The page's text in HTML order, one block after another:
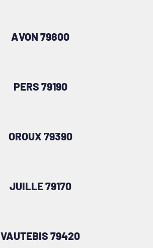
AVON 79800
PERS 79190
OROUX 79390
JUILLE 79170
VAUTEBIS 79420